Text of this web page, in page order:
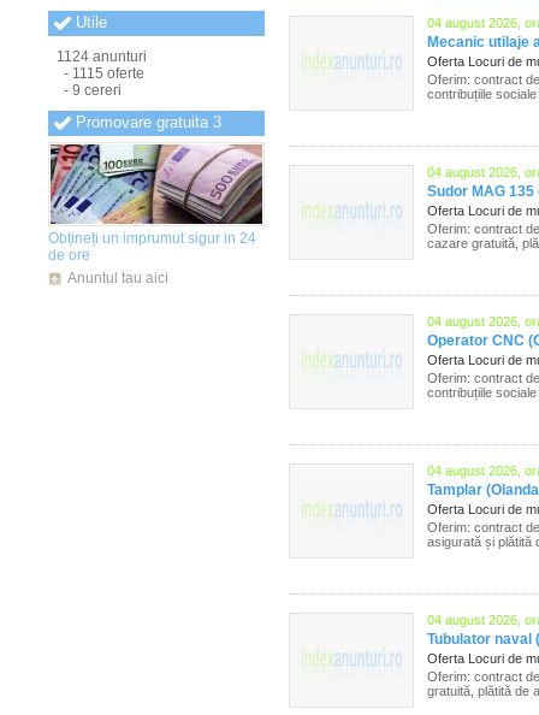
Anunturi Vaslui
Anunturi Vrancea(835)
Utile
1124 anunturi
- 1115 oferte
- 9 cereri
Promovare gratuita 3
Obțineți un imprumut sigur in 24
de ore
Anuntul tau aici
04 august 2026,
Mecanic utilaje
Oferta Locuri de
Oferim: contract
contribuțiile
04 august 2026,
Sudor MAG 135
Oferta Locuri de
Oferim: contract
cazare gratuită,
04 august 2026,
Operator CNC
Oferta Locuri de
Oferim: contract
contribuțiile
04 august 2026,
Tamplar
Oferta Locuri de
Oferim: contract
asigurată și plătită
04 august 2026,
Tubulator naval
Oferta Locuri de
Oferim: contract
gratuită, plătită de